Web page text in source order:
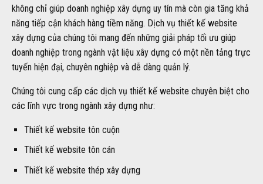
không chỉ giúp doanh nghiệp xây dựng uy tín mà còn gia tăng khả
năng tiếp cận khách hàng tiềm năng. Dịch vụ thiết kế website
xây dựng của chúng tôi mang đến những giải pháp tối ưu giúp
doanh nghiệp trong ngành vật liệu xây dựng có một nền tảng trực
tuyến hiện đại, chuyên nghiệp và dễ dàng quản lý.
Chúng tôi cung cấp các dịch vụ thiết kế website chuyên biệt cho
các lĩnh vực trong ngành xây dựng như:
Thiết kế website tôn cuộn
Thiết kế website tôn cán
Thiết kế website thép xây dựng